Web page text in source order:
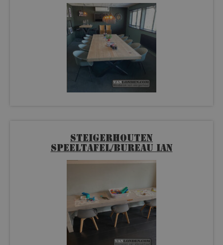
Steigerhouten
speeltafel/bureau Ian